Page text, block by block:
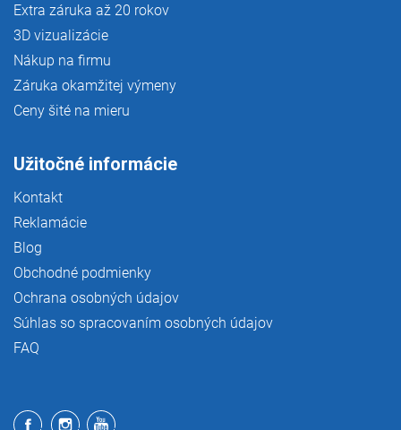
Extra záruka až 20 rokov
3D vizualizácie
Nákup na firmu
Záruka okamžitej výmeny
Ceny šité na mieru
Užitočné informácie
Kontakt
Reklamácie
Blog
Obchodné podmienky
Ochrana osobných údajov
Súhlas so spracovaním osobných údajov
FAQ